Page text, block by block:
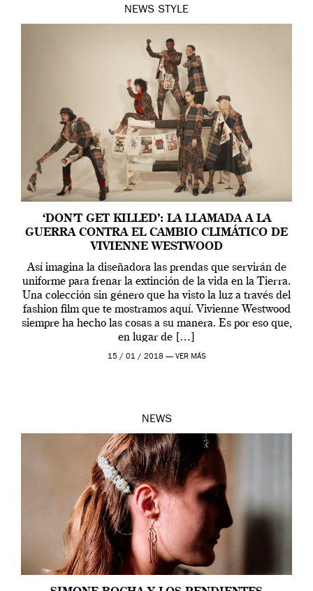
NEWS STYLE
‘DON’T GET KILLED’: LA LLAMADA A LA
GUERRA CONTRA EL CAMBIO CLIMÁTICO DE
VIVIENNE WESTWOOD
Así imagina la diseñadora las prendas que servirán de
uniforme para frenar la extinción de la vida en la Tierra.
Una colección sin género que ha visto la luz a través del
fashion film que te mostramos aquí. Vivienne Westwood
siempre ha hecho las cosas a su manera. Es por eso que,
en lugar de […]
15 / 01 / 2018 — VER MÁS
NEWS